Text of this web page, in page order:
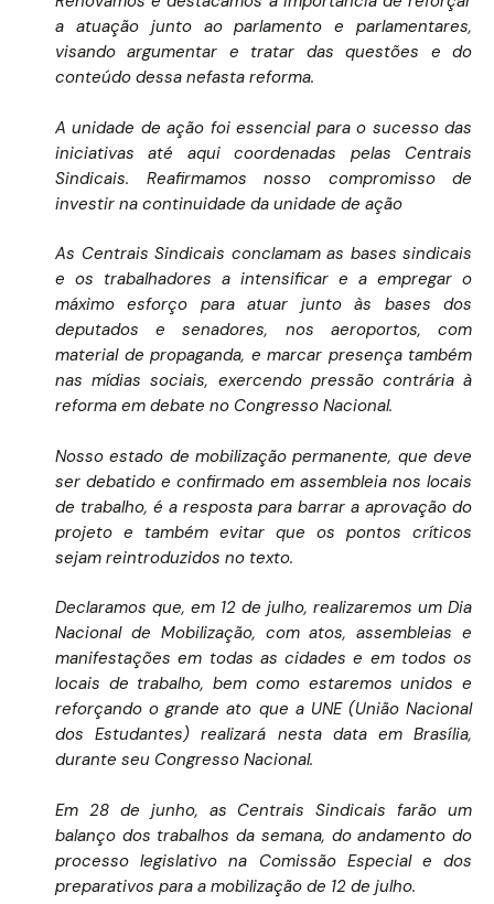
a atuação junto ao parlamento e parlamentares,
visando argumentar e tratar das questões e do
conteúdo dessa nefasta reforma.
A unidade de ação foi essencial para o sucesso das
iniciativas até aqui coordenadas pelas Centrais
Sindicais. Reafirmamos nosso compromisso de
investir na continuidade da unidade de ação
As Centrais Sindicais conclamam as bases sindicais
e os trabalhadores a intensificar e a empregar o
máximo esforço para atuar junto às bases dos
deputados e senadores, nos aeroportos, com
material de propaganda, e marcar presença também
nas mídias sociais, exercendo pressão contrária à
reforma em debate no Congresso Nacional.
Nosso estado de mobilização permanente, que deve
ser debatido e confirmado em assembleia nos locais
de trabalho, é a resposta para barrar a aprovação do
projeto e também evitar que os pontos críticos
sejam reintroduzidos no texto.
Declaramos que, em 12 de julho, realizaremos um Dia
Nacional de Mobilização, com atos, assembleias e
manifestações em todas as cidades e em todos os
locais de trabalho, bem como estaremos unidos e
reforçando o grande ato que a UNE (União Nacional
dos Estudantes) realizará nesta data em Brasília,
durante seu Congresso Nacional.
Em 28 de junho, as Centrais Sindicais farão um
balanço dos trabalhos da semana, do andamento do
processo legislativo na Comissão Especial e dos
preparativos para a mobilização de 12 de julho.